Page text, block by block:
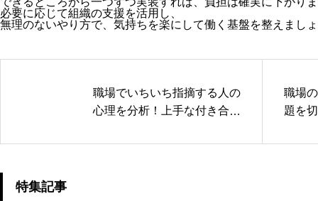
必要に応じて組織の支援を活用し、
無理のないやり方で、気持ちを楽にして働く基盤を整えまし
職場でいちいち指摘する人の
心理を分析！上手な付き合い
職場
題を
特集記事